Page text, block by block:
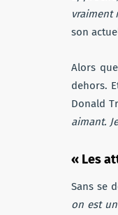
vraiment
son
Alors
dehors.
Donald
aimant.
« Les
Sans se
on est